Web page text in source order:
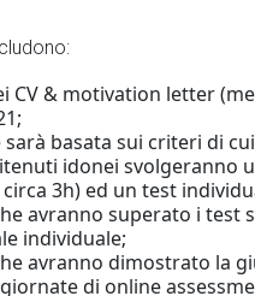
CV & motivation letter
sarà basata sui criteri di
idonei svolgeranno
3h) ed un test
avranno superato i test
individuale;
avranno dimostrato la
di online